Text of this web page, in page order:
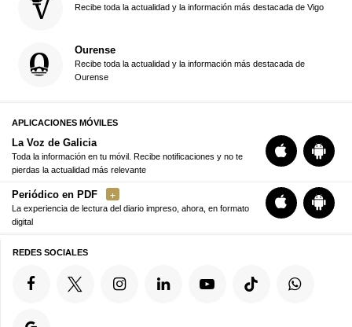
Recibe toda la actualidad y la información más destacada de Vigo
Ourense
Recibe toda la actualidad y la información más destacada de
Ourense
APLICACIONES MÓVILES
La Voz de Galicia
Toda la información en tu móvil. Recibe notificaciones y no te
pierdas la actualidad más relevante
Periódico en PDF
La experiencia de lectura del diario impreso, ahora, en formato
digital
REDES SOCIALES